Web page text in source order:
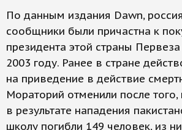
По данным издания Dawn,
сообщники были причастна к
президента этой страны
2003 году. Ранее в стране
на приведение в действие
Мораторий отменили после того,
в результате нападения
школу погибли 149 человек, из